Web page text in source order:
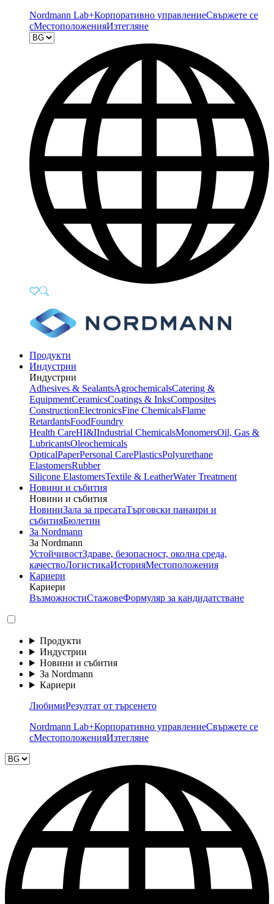
Nordmann Lab+Корпоративно управлениеСвържете се
сМестоположенияИзтегляне
Продукти
Индустрии
Индустрии
Adhesives & SealantsAgrochemicalsCatering &
EquipmentCeramicsCoatings & InksComposites
ConstructionElectronicsFine ChemicalsFlame
RetardantsFoodFoundry
Health CareHI&IIndustrial ChemicalsMonomersOil, Gas &
LubricantsOleochemicals
OpticalPaperPersonal CarePlasticsPolyurethane
ElastomersRubber
Silicone ElastomersTextile & LeatherWater Treatment
Новини и събития
Новини и събития
НовиниЗала за пресатаТърговски панаири и
събитияБюлетин
За Nordmann
За Nordmann
УстойчивостЗдраве, безопасност, околна среда,
качествоЛогистикаИсторияМестоположения
Кариери
Кариери
ВъзможностиСтажовеФормуляр за кандидатстване
Продукти
Индустрии
Новини и събития
За Nordmann
Кариери
ЛюбимиРезултат от търсенето
Nordmann Lab+Корпоративно управлениеСвържете се
сМестоположенияИзтегляне